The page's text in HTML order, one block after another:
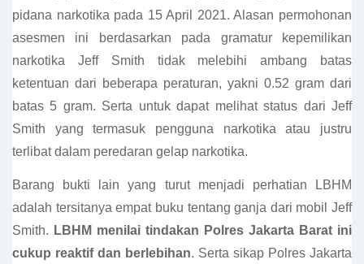
pidana narkotika pada 15 April 2021. Alasan permohonan
asesmen ini berdasarkan pada gramatur kepemilikan
narkotika Jeff Smith tidak melebihi ambang batas
ketentuan dari beberapa peraturan, yakni 0.52 gram dari
batas 5 gram. Serta untuk dapat melihat status dari Jeff
Smith yang termasuk pengguna narkotika atau justru
terlibat dalam peredaran gelap narkotika.
Barang bukti lain yang turut menjadi perhatian LBHM
adalah tersitanya empat buku tentang ganja dari mobil Jeff
Smith. LBHM menilai tindakan Polres Jakarta Barat ini
cukup reaktif dan berlebihan. Serta sikap Polres Jakarta